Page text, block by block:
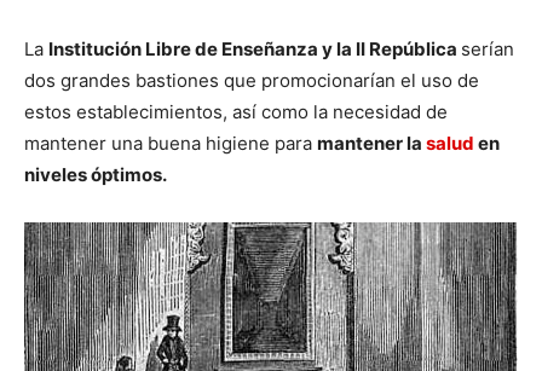
La Institución Libre de Enseñanza y la II República serían
dos grandes bastiones que promocionarían el uso de
estos establecimientos, así como la necesidad de
mantener una buena higiene para mantener la salud en
niveles óptimos.